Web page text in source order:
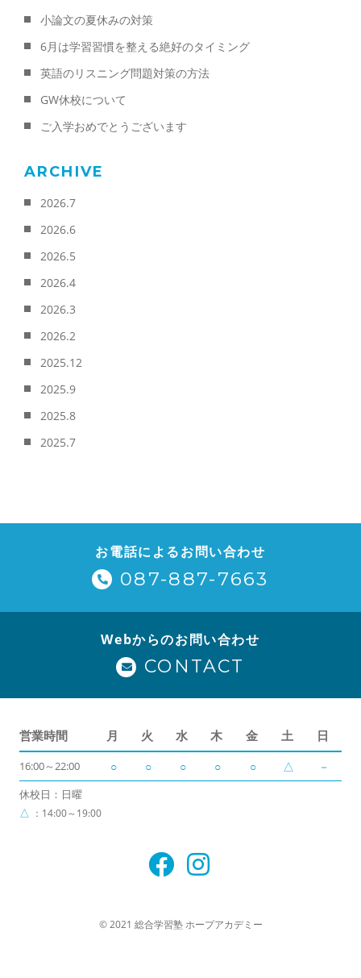
小論文の夏休みの対策
6月は学習習慣を整える絶好のタイミング
英語のリスニング問題対策の方法
GW休校について
ご入学おめでとうございます
ARCHIVE
2026.7
2026.6
2026.5
2026.4
2026.3
2026.2
2025.12
2025.9
2025.8
2025.7
お電話によるお問い合わせ
087-887-7663
Webからのお問い合わせ
CONTACT
営業時間 月 火 水 木 金 土 日
16:00～22:00 ○ ○ ○ ○ ○ △ －
休校日：日曜
△ ：14:00～19:00
© 2021 総合学習塾 ホープアカデミー